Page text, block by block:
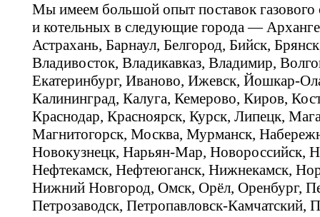
Мы имеем большой опыт поставок газового
и котельных в следующие города —
Астрахань, Барнаул, Белгород, Бийск,
Владивосток, Владикавказ, Владимир,
Екатеринбург, Иваново, Ижевск, Йошкар-
Калининград, Калуга, Кемерово, Киров,
Краснодар, Красноярск, Курск, Липецк,
Магнитогорск, Москва, Мурманск,
Новокузнецк, Нарьян-Мар, Новороссийск,
Нефтекамск, Нефтеюганск, Нижнекамск,
Нижний Новгород, Омск, Орёл, Оренбург,
Петрозаводск, Петропавловск-Камчатский,